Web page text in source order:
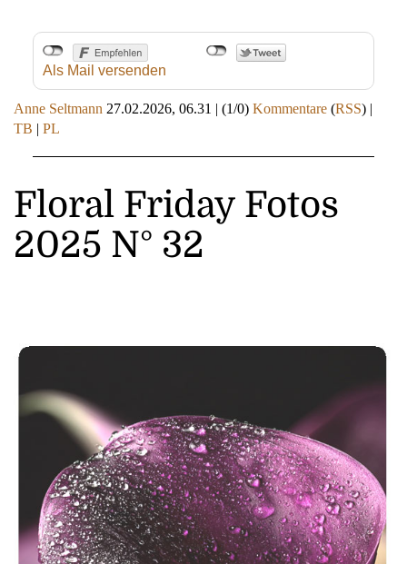
Als Mail versenden
Anne Seltmann 27.02.2026, 06.31 | (1/0) Kommentare (RSS) |
TB | PL
Floral Friday Fotos
2025 N° 32